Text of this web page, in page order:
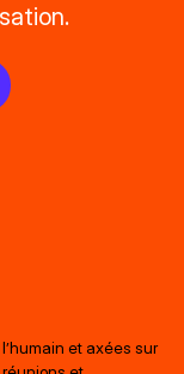
et axées sur